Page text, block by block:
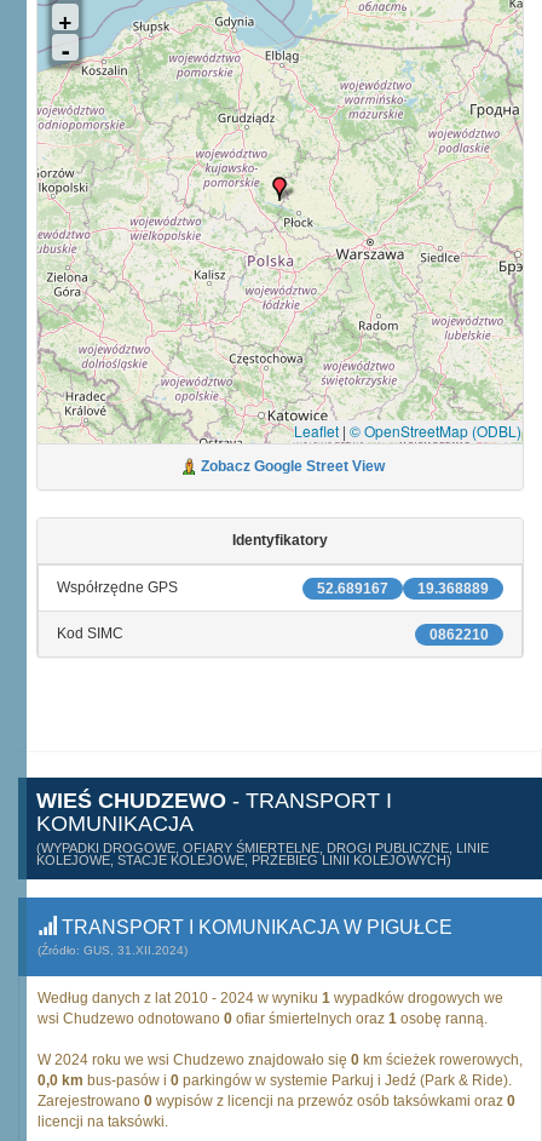
Leaflet | © OpenStreetMap (ODBL)
Zobacz Google Street View
Identyfikatory
19.368889
52.689167
Współrzędne GPS
0862210
Kod SIMC
WIEŚ CHUDZEWO - TRANSPORT I
KOMUNIKACJA
(WYPADKI DROGOWE, OFIARY ŚMIERTELNE, DROGI PUBLICZNE, LINIE
KOLEJOWE, STACJE KOLEJOWE, PRZEBIEG LINII KOLEJOWYCH)
TRANSPORT I KOMUNIKACJA W PIGUŁCE
(Źródło: GUS, 31.XII.2024)
Według danych z lat 2010 - 2024 w wyniku 1 wypadków drogowych we
wsi Chudzewo odnotowano 0 ofiar śmiertelnych oraz 1 osobę ranną.
W 2024 roku we wsi Chudzewo znajdowało się 0 km ścieżek rowerowych,
0,0 km bus-pasów i 0 parkingów w systemie Parkuj i Jedź (Park & Ride).
Zarejestrowano 0 wypisów z licencji na przewóz osób taksówkami oraz 0
licencji na taksówki.